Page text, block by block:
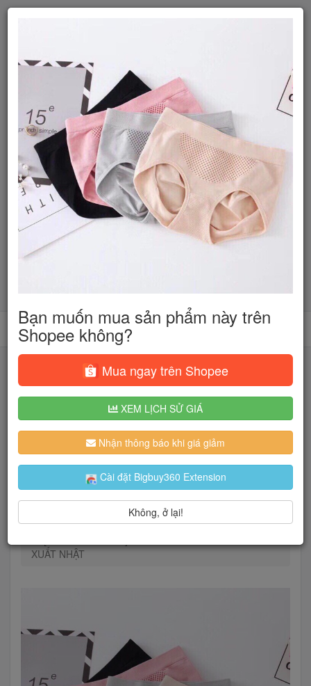
Tìm kiếm
Người dùng đang quan tâm đến 🔥...
Trang chủ Thời Trang Nữ Đồ lót
Quần lót
XUẤT NHẬT
Bạn muốn mua sản phẩm này trên
Shopee không?
Mua ngay trên Shopee
XEM LỊCH SỬ GIÁ
Nhận thông báo khi giá giảm
Cài đặt Bigbuy360 Extension
Không, ở lại!